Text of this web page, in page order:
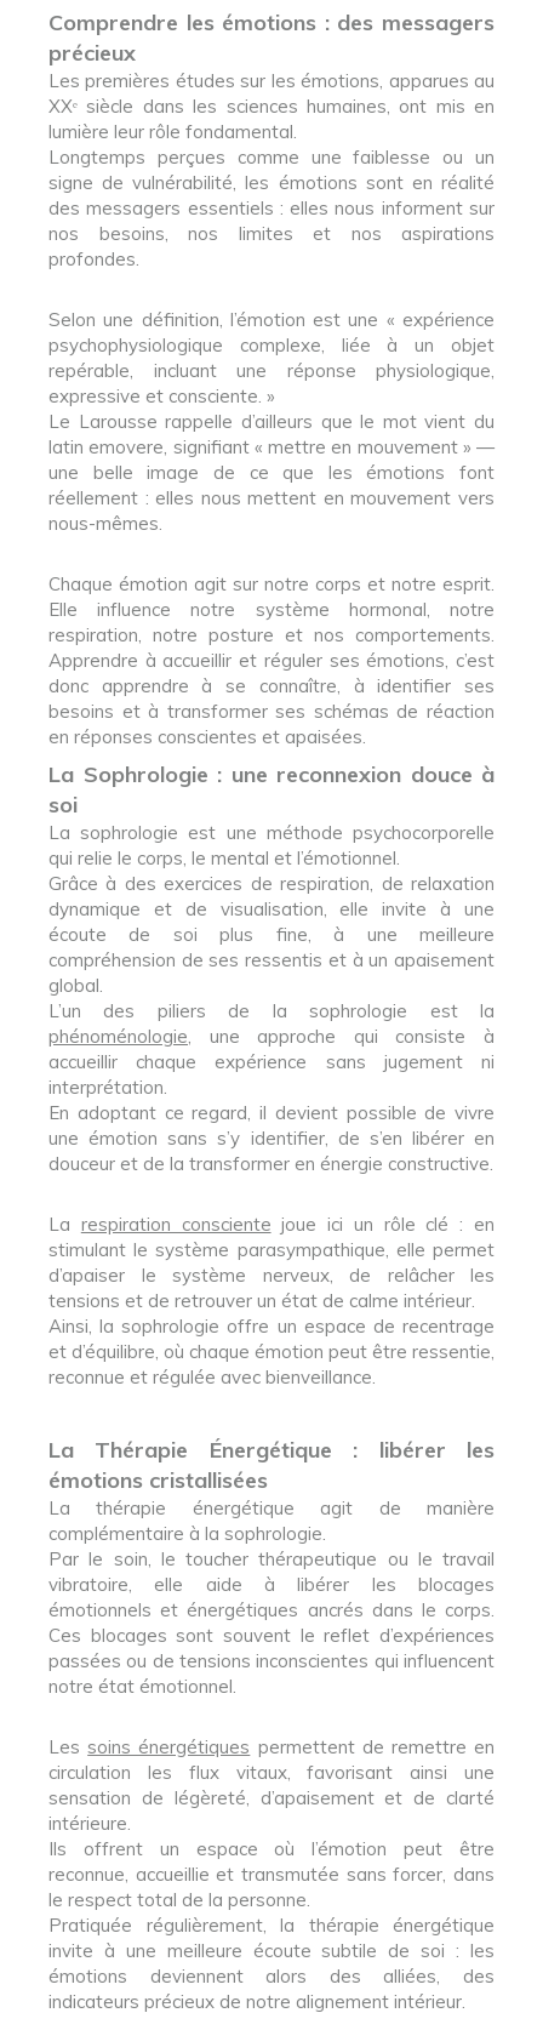
Comprendre les émotions : des messagers
précieux
Les premières études sur les émotions, apparues au
XXᵉ siècle dans les sciences humaines, ont mis en
lumière leur rôle fondamental.
Longtemps perçues comme une faiblesse ou un
signe de vulnérabilité, les émotions sont en réalité
des messagers essentiels : elles nous informent sur
nos besoins, nos limites et nos aspirations
profondes.
Selon une définition, l’émotion est une « expérience
psychophysiologique complexe, liée à un objet
repérable, incluant une réponse physiologique,
expressive et consciente. »
Le Larousse rappelle d’ailleurs que le mot vient du
latin emovere, signifiant « mettre en mouvement » —
une belle image de ce que les émotions font
réellement : elles nous mettent en mouvement vers
nous-mêmes.
Chaque émotion agit sur notre corps et notre esprit.
Elle influence notre système hormonal, notre
respiration, notre posture et nos comportements.
Apprendre à accueillir et réguler ses émotions, c’est
donc apprendre à se connaître, à identifier ses
besoins et à transformer ses schémas de réaction
en réponses conscientes et apaisées.
La Sophrologie : une reconnexion douce à
soi
La sophrologie est une méthode psychocorporelle
qui relie le corps, le mental et l’émotionnel.
Grâce à des exercices de respiration, de relaxation
dynamique et de visualisation, elle invite à une
écoute de soi plus fine, à une meilleure
compréhension de ses ressentis et à un apaisement
global.
L’un des piliers de la sophrologie est la
phénoménologie, une approche qui consiste à
accueillir chaque expérience sans jugement ni
interprétation.
En adoptant ce regard, il devient possible de vivre
une émotion sans s’y identifier, de s’en libérer en
douceur et de la transformer en énergie constructive.
La respiration consciente joue ici un rôle clé : en
stimulant le système parasympathique, elle permet
d’apaiser le système nerveux, de relâcher les
tensions et de retrouver un état de calme intérieur.
Ainsi, la sophrologie offre un espace de recentrage
et d’équilibre, où chaque émotion peut être ressentie,
reconnue et régulée avec bienveillance.
La Thérapie Énergétique : libérer les
émotions cristallisées
La thérapie énergétique agit de manière
complémentaire à la sophrologie.
Par le soin, le toucher thérapeutique ou le travail
vibratoire, elle aide à libérer les blocages
émotionnels et énergétiques ancrés dans le corps.
Ces blocages sont souvent le reflet d’expériences
passées ou de tensions inconscientes qui influencent
notre état émotionnel.
Lessoins énergétiques permettent de remettre en
circulation les flux vitaux, favorisant ainsi une
sensation de légèreté, d’apaisement et de clarté
intérieure.
Ils offrent un espace où l’émotion peut être
reconnue, accueillie et transmutée sans forcer, dans
le respect total de la personne.
Pratiquée régulièrement, la thérapie énergétique
invite à une meilleure écoute subtile de soi : les
émotions deviennent alors des alliées, des
indicateurs précieux de notre alignement intérieur.